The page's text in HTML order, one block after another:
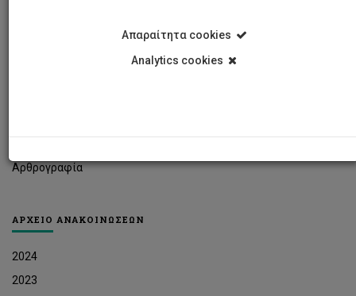
Αρθρογραφία
ΑΡΧΕΙΟ ΑΝΑΚΟΙΝΩΣΕΩΝ
2024
2023
Απαραίτητα cookies
Analytics cookies